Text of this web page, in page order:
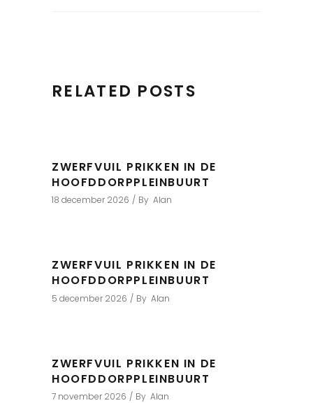
RELATED POSTS
ZWERFVUIL PRIKKEN IN DE
HOOFDDORPPLEINBUURT
18 december 2026 By Alan
ZWERFVUIL PRIKKEN IN DE
HOOFDDORPPLEINBUURT
5 december 2026 By Alan
ZWERFVUIL PRIKKEN IN DE
HOOFDDORPPLEINBUURT
7 november 2026 By Alan